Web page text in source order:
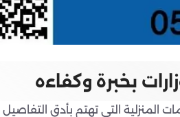
بخبرة وكفاءه
المنزلية التي تهتم بأدق